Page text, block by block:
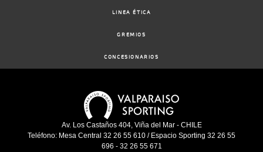
LINEA ÉTICA
GREMIOS
CONCESIONARIOS
Av. Los Castaños 404, Viña del Mar - CHILE
Teléfono: Mesa Central 32 26 55 610 / Espacio Sporting 32 26 55
696 - 32 26 55 671